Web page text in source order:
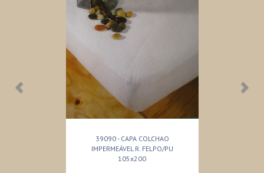
39090 - CAPA COLCHAO
IMPERMEÁVEL R. FELPO/PU
105x200